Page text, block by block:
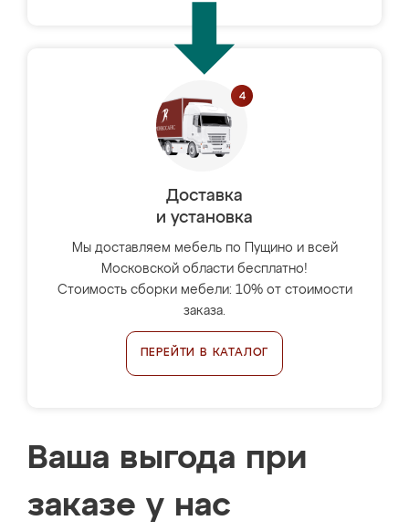
Доставка
и установка
Мы доставляем мебель по Пущино и всей
Московской области бесплатно!
Стоимость сборки мебели: 10% от стоимости
заказа.
ПЕРЕЙТИ В КАТАЛОГ
Ваша выгода при
заказе у нас